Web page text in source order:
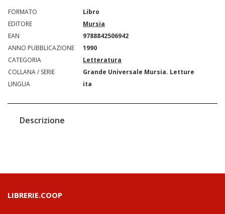
FORMATO
Libro
EDITORE
Mursia
EAN
9788842506942
ANNO PUBBLICAZIONE
1990
CATEGORIA
Letteratura
COLLANA / SERIE
Grande Universale Mursia. Letture
LINGUA
ita
Descrizione
LIBRERIE.COOP